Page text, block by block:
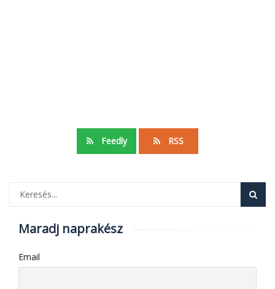
Feedly RSS
Maradj naprakész
Email